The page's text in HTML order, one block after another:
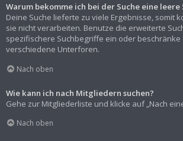
Warum bekomme ich bei der Suche eine leere
Deine Suche lieferte zu viele Ergebnisse, somit
sie nicht verarbeiten. Benutze die erweiterte
spezifischere Suchbegriffe ein oder beschränke
verschiedene Unterforen.
Nach oben
Wie kann ich nach Mitgliedern suchen?
Gehe zur Mitgliederliste und klicke auf „Nach
Nach oben